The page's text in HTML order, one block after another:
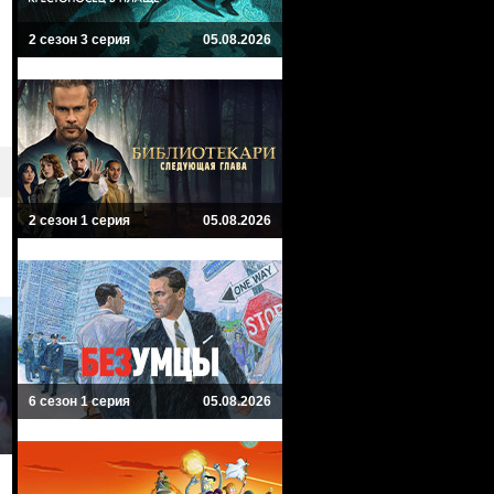
2 сезон 3 серия 05.08.2026
2 сезон 1 серия 05.08.2026
6 сезон 1 серия 05.08.2026